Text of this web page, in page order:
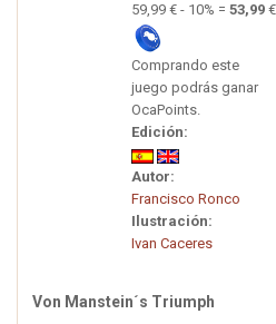
59,99 € - 10% = 53,99 €
Comprando este
juego podrás ganar
OcaPoints.
Edición:
Autor:
Francisco Ronco
Ilustración:
Ivan Caceres
Von Manstein´s Triumph